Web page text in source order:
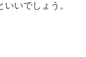
いでしょう。